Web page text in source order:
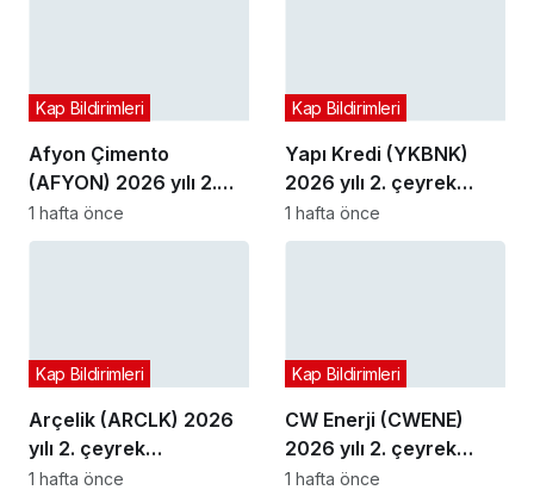
Afyon Çimento
(AFYON) 2026 yılı 2.
çeyrek bilançosunu
açıkladı
Kap Bildirimleri
1 hafta önce
Yapı Kredi (YKBNK)
2026 yılı 2. çeyrek
bilançosunu açıkladı
Kap Bildirimleri
1 hafta önce
Arçelik (ARCLK) 2026
yılı 2. çeyrek
bilançosunu açıkladı
Kap Bildirimleri
1 hafta önce
CW Enerji (CWENE)
2026 yılı 2. çeyrek
bilançosunu açıkladı
Kap Bildirimleri
1 hafta önce